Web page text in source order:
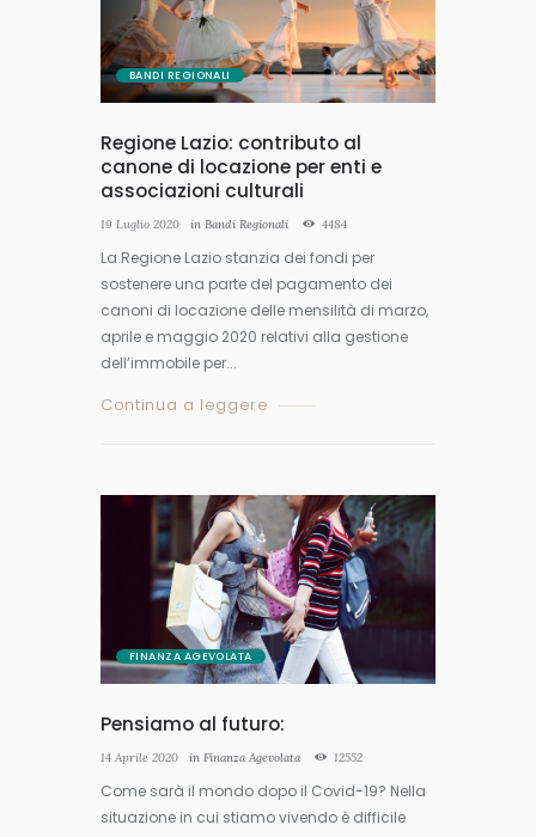
BANDI REGIONALI
Regione Lazio: contributo al
canone di locazione per enti e
associazioni culturali
19 Luglio 2020 in Bandi Regionali 4484
La Regione Lazio stanzia dei fondi per
sostenere una parte del pagamento dei
canoni di locazione delle mensilità di marzo,
aprile e maggio 2020 relativi alla gestione
dell’immobile per...
Continua a leggere
FINANZA AGEVOLATA
Pensiamo al futuro:
14 Aprile 2020 in Finanza Agevolata 12552
Come sarà il mondo dopo il Covid-19? Nella
situazione in cui stiamo vivendo è difficile